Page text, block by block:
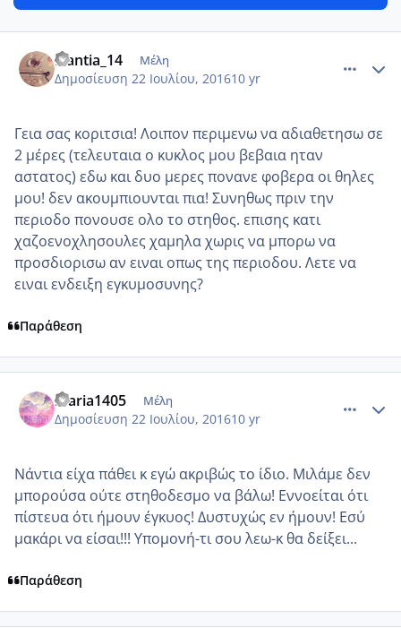
Nantia_14 Μέλη
Δημοσίευση 22 Ιουλίου, 201610 yr
Γεια σας κοριτσια! Λοιπον περιμενω να αδιαθετησω σε
2 μέρες (τελευταια ο κυκλος μου βεβαια ηταν
αστατος) εδω και δυο μερες πονανε φοβερα οι θηλες
μου! δεν ακουμπιουνται πια! Συνηθως πριν την
περιοδο πονουσε ολο το στηθος. επισης κατι
χαζοενοχλησουλες χαμηλα χωρις να μπορω να
προσδιορισω αν ειναι οπως της περιοδου. Λετε να
ειναι ενδειξη εγκυμοσυνης?
Παράθεση
maria1405 Μέλη
Δημοσίευση 22 Ιουλίου, 201610 yr
Νάντια είχα πάθει κ εγώ ακριβώς το ίδιο. Μιλάμε δεν
μπορούσα ούτε στηθοδεσμο να βάλω! Εννοείται ότι
πίστευα ότι ήμουν έγκυος! Δυστυχώς εν ήμουν! Εσύ
μακάρι να είσαι!!! Υπομονή-τι σου λεω-κ θα δείξει...
Παράθεση